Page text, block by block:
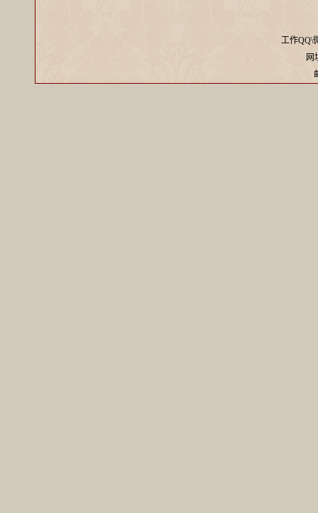
工作QQ\
网